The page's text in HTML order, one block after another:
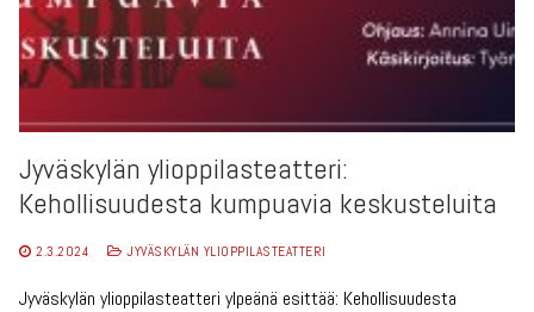
Jyväskylän ylioppilasteatteri:
Kehollisuudesta kumpuavia keskusteluita
2.3.2024 JYVÄSKYLÄN YLIOPPILASTEATTERI
Jyväskylän ylioppilasteatteri ylpeänä esittää: Kehollisuudesta